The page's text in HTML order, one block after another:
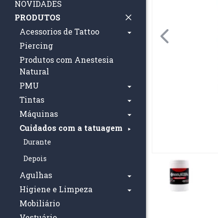
NOVIDADES
PRODUTOS
Acessorios de Tattoo
Piercing
Produtos com Anestesia
Natural
PMU
Tintas
Máquinas
Cuidados com a tatuagem
Durante
Depois
Agulhas
Higiene e Limpeza
Mobiliário